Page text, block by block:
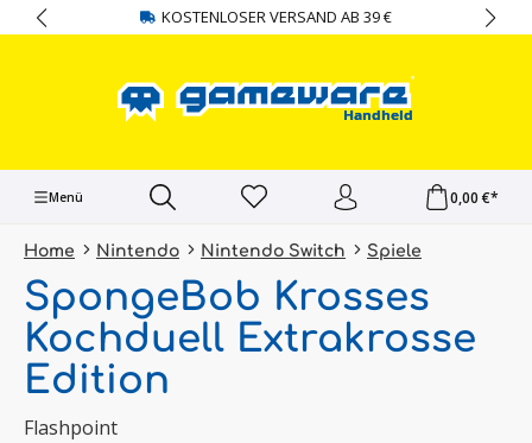
springen KOSTENLOSER VERSAND AB 39 €
Menü 0,00 €*
Home Nintendo Nintendo Switch Spiele
SpongeBob Krosses
Kochduell Extrakrosse
Edition
Flashpoint